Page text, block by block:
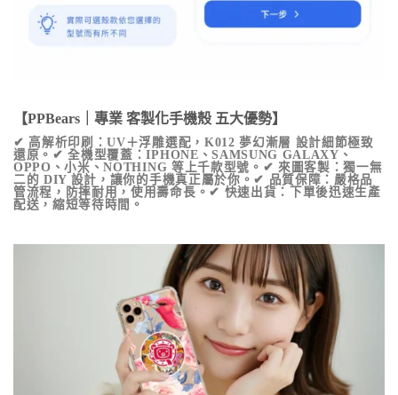
【PPBears｜專業 客製化手機殼 五大優勢】
✔ 高解析印刷：UV＋浮雕選配， K012 夢幻漸層 設計細節極致
還原。✔ 全機型覆蓋：IPHONE、SAMSUNG GALAXY、
OPPO、小米、NOTHING 等上千款型號。✔ 來圖客製：獨一無
二的 DIY 設計，讓你的手機真正屬於你。✔ 品質保障：嚴格品
管流程，防摔耐用，使用壽命長。✔ 快速出貨：下單後迅速生產
配送，縮短等待時間。